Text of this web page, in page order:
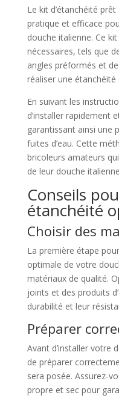
Le kit d’étanchéité
pratique et efficace
douche italienne. Ce
nécessaires, tels que
angles préformés et
réaliser une
En suivant les
d’installer rapidement
garantissant ainsi une
fuites d’eau. Cette
bricoleurs amateurs
de leur douche
Conseils
étanchéité
Choisir des
La première étape
optimale de votre
matériaux de qualité.
joints et des produits
durabilité et leur
Préparer
Avant d’installer votre
de préparer
sera posée. Assurez-
propre et sec pour